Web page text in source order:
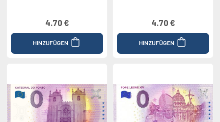
4.70 €
HINZUFÜGEN
4.70 €
HINZUFÜGEN